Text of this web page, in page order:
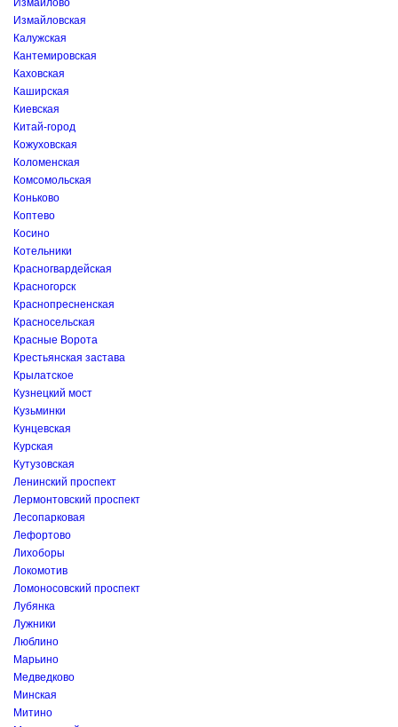
Измайлово
Измайловская
Калужская
Кантемировская
Каховская
Каширская
Киевская
Китай-город
Кожуховская
Коломенская
Комсомольская
Коньково
Коптево
Косино
Котельники
Красногвардейская
Красногорск
Краснопресненская
Красносельская
Красные Ворота
Крестьянская застава
Крылатское
Кузнецкий мост
Кузьминки
Кунцевская
Курская
Кутузовская
Ленинский проспект
Лермонтовский проспект
Лесопарковая
Лефортово
Лихоборы
Локомотив
Ломоносовский проспект
Лубянка
Лужники
Люблино
Марьино
Медведково
Минская
Митино